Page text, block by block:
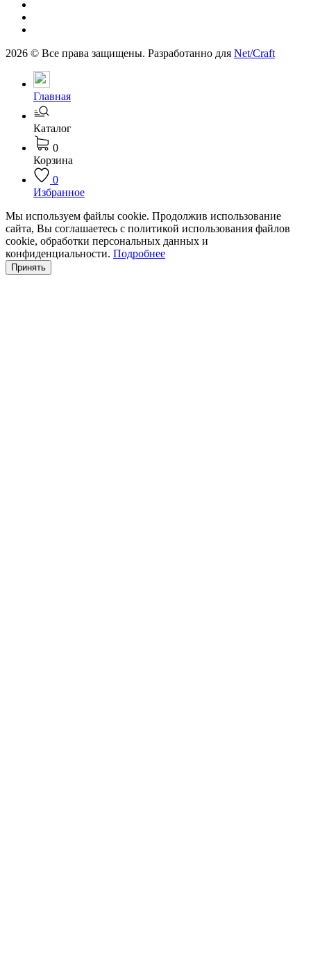
2026 © Все права защищены. Разработанно для Net/Craft
Главная
Каталог
0
Корзина
0
Избранное
Мы используем файлы cookie. Продолжив использование
сайта, Вы соглашаетесь с политикой использования файлов
cookie, обработки персональных данных и
конфиденциальности. Подробнее
Принять